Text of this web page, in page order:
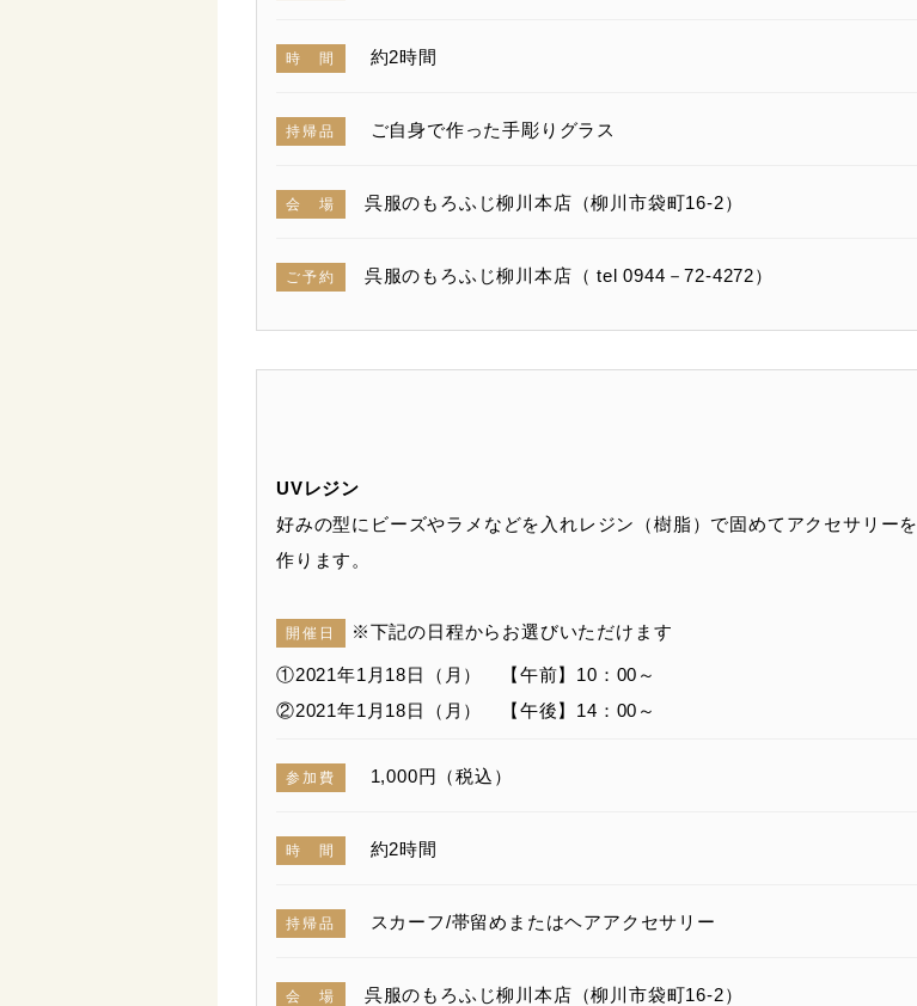
時 間 約2時間
持帰品 ご自身で作った手彫りグラス
会 場 呉服のもろふじ柳川本店（柳川市袋町16-2）
ご予約 呉服のもろふじ柳川本店（ tel 0944－72-4272）
UVレジン
好みの型にビーズやラメなどを入れレジン（樹脂）で固めてアクセサリーを
作ります。
開催日 ※下記の日程からお選びいただけます
①2021年1月18日（月） 【午前】10：00～
②2021年1月18日（月） 【午後】14：00～
参加費 1,000円（税込）
時 間 約2時間
持帰品 スカーフ/帯留めまたはヘアアクセサリー
会 場 呉服のもろふじ柳川本店（柳川市袋町16-2）